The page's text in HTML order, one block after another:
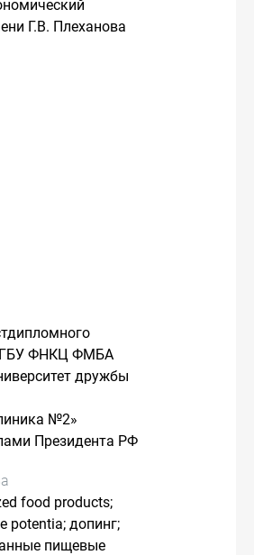
Г.В. Плеханова
ФНКЦ ФМБА
дружбы
№2»
Президента РФ
food products;
potentia; допинг;
пищевые